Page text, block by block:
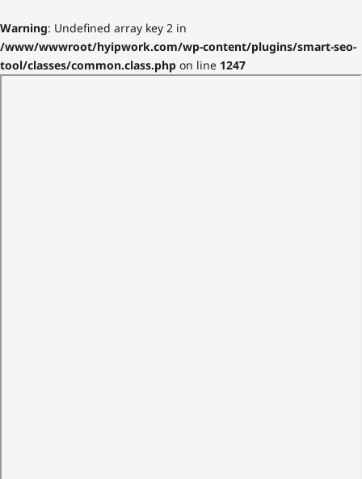
Warning: Undefined array key 2 in
/www/wwwroot/hyipwork.com/wp-content/plugins/smart-seo-
tool/classes/common.class.php on line 1247